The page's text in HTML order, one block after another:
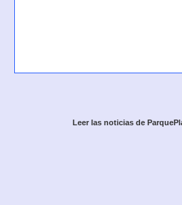
Leer las noticias de